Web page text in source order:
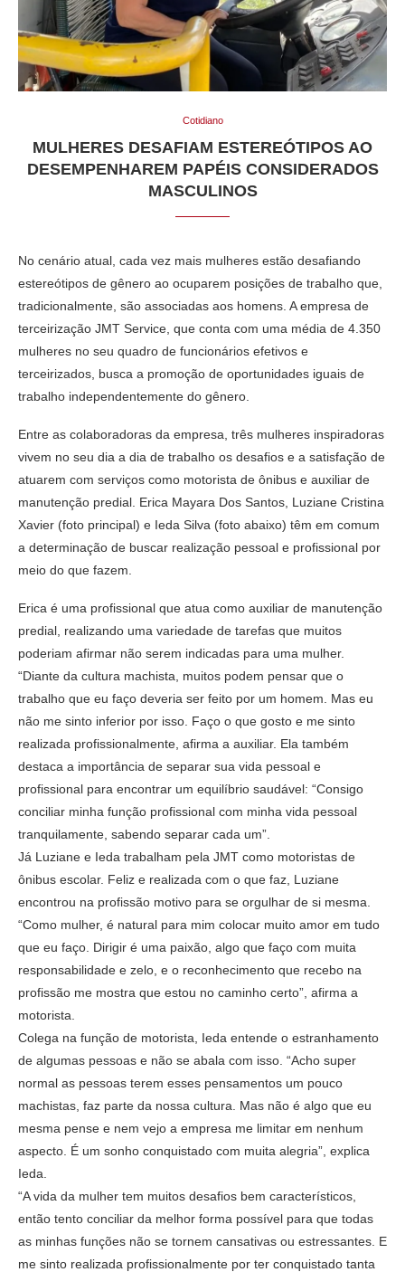
Cotidiano
MULHERES DESAFIAM ESTEREÓTIPOS AO
DESEMPENHAREM PAPÉIS CONSIDERADOS
MASCULINOS
No cenário atual, cada vez mais mulheres estão desafiando
estereótipos de gênero ao ocuparem posições de trabalho que,
tradicionalmente, são associadas aos homens. A empresa de
terceirização JMT Service, que conta com uma média de 4.350
mulheres no seu quadro de funcionários efetivos e
terceirizados, busca a promoção de oportunidades iguais de
trabalho independentemente do gênero.
Entre as colaboradoras da empresa, três mulheres inspiradoras
vivem no seu dia a dia de trabalho os desafios e a satisfação de
atuarem com serviços como motorista de ônibus e auxiliar de
manutenção predial. Erica Mayara Dos Santos, Luziane Cristina
Xavier (foto principal) e Ieda Silva (foto abaixo) têm em comum
a determinação de buscar realização pessoal e profissional por
meio do que fazem.
Erica é uma profissional que atua como auxiliar de manutenção
predial, realizando uma variedade de tarefas que muitos
poderiam afirmar não serem indicadas para uma mulher.
“Diante da cultura machista, muitos podem pensar que o
trabalho que eu faço deveria ser feito por um homem. Mas eu
não me sinto inferior por isso. Faço o que gosto e me sinto
realizada profissionalmente, afirma a auxiliar. Ela também
destaca a importância de separar sua vida pessoal e
profissional para encontrar um equilíbrio saudável: “Consigo
conciliar minha função profissional com minha vida pessoal
tranquilamente, sabendo separar cada um”.
Já Luziane e Ieda trabalham pela JMT como motoristas de
ônibus escolar. Feliz e realizada com o que faz, Luziane
encontrou na profissão motivo para se orgulhar de si mesma.
“Como mulher, é natural para mim colocar muito amor em tudo
que eu faço. Dirigir é uma paixão, algo que faço com muita
responsabilidade e zelo, e o reconhecimento que recebo na
profissão me mostra que estou no caminho certo”, afirma a
motorista.
Colega na função de motorista, Ieda entende o estranhamento
de algumas pessoas e não se abala com isso. “Acho super
normal as pessoas terem esses pensamentos um pouco
machistas, faz parte da nossa cultura. Mas não é algo que eu
mesma pense e nem vejo a empresa me limitar em nenhum
aspecto. É um sonho conquistado com muita alegria”, explica
Ieda.
“A vida da mulher tem muitos desafios bem característicos,
então tento conciliar da melhor forma possível para que todas
as minhas funções não se tornem cansativas ou estressantes. E
me sinto realizada profissionalmente por ter conquistado tanta